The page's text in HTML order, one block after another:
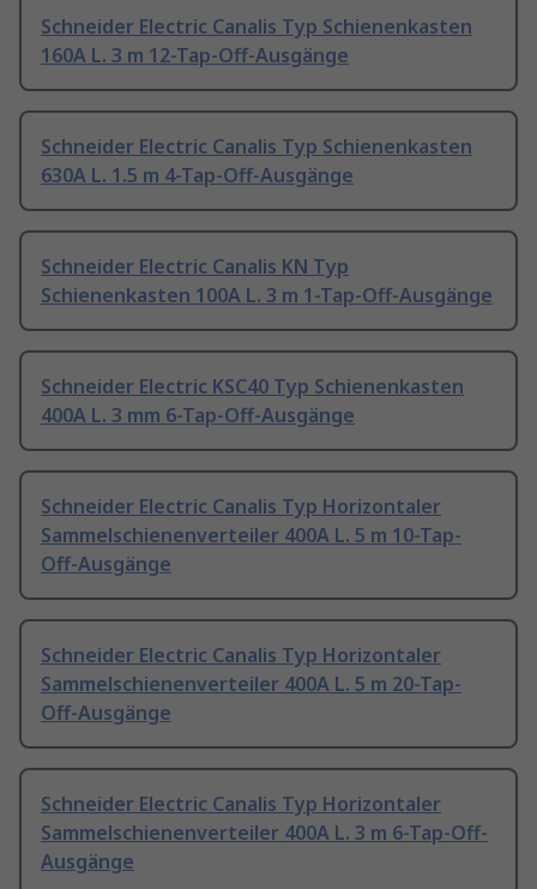
Schneider Electric Canalis Typ Schienenkasten
160A L. 3 m 12-Tap-Off-Ausgänge
Schneider Electric Canalis Typ Schienenkasten
630A L. 1.5 m 4-Tap-Off-Ausgänge
Schneider Electric Canalis KN Typ
Schienenkasten 100A L. 3 m 1-Tap-Off-Ausgänge
Schneider Electric KSC40 Typ Schienenkasten
400A L. 3 mm 6-Tap-Off-Ausgänge
Schneider Electric Canalis Typ Horizontaler
Sammelschienenverteiler 400A L. 5 m 10-Tap-
Off-Ausgänge
Schneider Electric Canalis Typ Horizontaler
Sammelschienenverteiler 400A L. 5 m 20-Tap-
Off-Ausgänge
Schneider Electric Canalis Typ Horizontaler
Sammelschienenverteiler 400A L. 3 m 6-Tap-Off-
Ausgänge